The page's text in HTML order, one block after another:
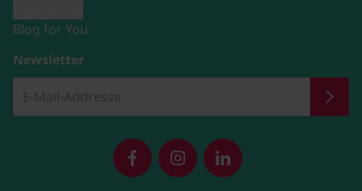
Blog for You
Newsletter